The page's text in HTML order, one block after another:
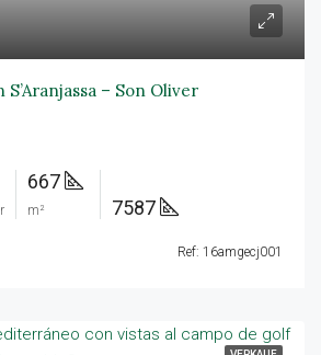
– Son Oliver
667
m² 7587
Ref: 16amgecj001